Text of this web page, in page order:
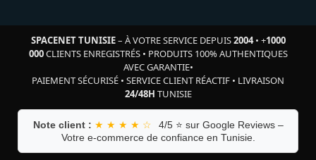
SPACENET TUNISIE– À VOTRE SERVICE DEPUIS2004• +1000
000CLIENTS ENREGISTRÉS• PRODUITS 100% AUTHENTIQUES
AVEC GARANTIE•
PAIEMENT SÉCURISÉ • SERVICE CLIENT RÉACTIF • LIVRAISON
24/48H TUNISIE
Note client : ★ ★ ★ ★ ☆
4/5 ⭐ sur Google Reviews –
Votre e-commerce de confiance en Tunisie.